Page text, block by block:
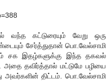
வந்த கட்டுரையும் வேறு ஒரு
சேர்த்துதான் பொ.வேல்சாமி
சக இதழ்களுக்கு இந்த தகவல்
அதை தவிர்த்தால் மட்டுமே பழியை
அவர்களின் திட்டம். பொ.வேல்சாமி